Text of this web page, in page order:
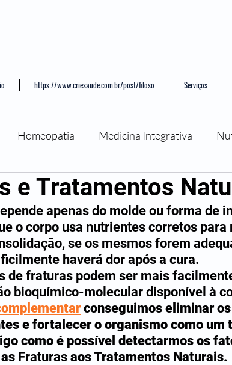
https://www.criesaude.com.br/post/filoso Serviços
Homeopatia Medicina Integrativa
Psicologia
e Tratamentos
apenas do molde ou forma de
o corpo usa nutrientes corretos
se os mesmos forem
haverá dor após a cura.
de fraturas podem ser mais
bioquímico-molecular disponível à
conseguimos eliminar
e fortalecer o organismo como um
como é possível detectarmos os
Fraturas aos Tratamentos Naturais.